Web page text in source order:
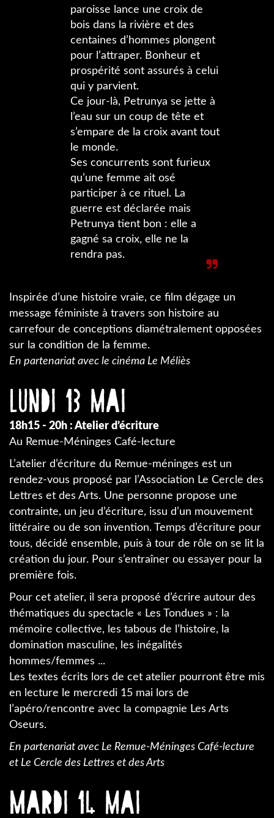
paroisse lance une croix de
bois dans la rivière et des
centaines d’hommes plongent
pour l’attraper. Bonheur et
prospérité sont assurés à celui
qui y parvient.
Ce jour-là, Petrunya se jette à
l’eau sur un coup de tête et
s’empare de la croix avant tout
le monde.
Ses concurrents sont furieux
qu’une femme ait osé
participer à ce rituel. La
guerre est déclarée mais
Petrunya tient bon : elle a
gagné sa croix, elle ne la
rendra pas.
Inspirée d’une histoire vraie, ce film dégage un
message féministe à travers son histoire au
carrefour de conceptions diamétralement opposées
sur la condition de la femme.
En partenariat avec le cinéma Le Méliès
Lundi 13 mai
18h15 - 20h : Atelier d’écriture
Au Remue-Méninges Café-lecture
L’atelier d’écriture du Remue-méninges est un
rendez-vous proposé par l’Association Le Cercle des
Lettres et des Arts. Une personne propose une
contrainte, un jeu d’écriture, issu d’un mouvement
littéraire ou de son invention. Temps d’écriture pour
tous, décidé ensemble, puis à tour de rôle on se lit la
création du jour. Pour s’entraîner ou essayer pour la
première fois.
Pour cet atelier, il sera proposé d’écrire autour des
thématiques du spectacle « Les Tondues » : la
mémoire collective, les tabous de l’histoire, la
domination masculine, les inégalités
hommes/femmes ...
Les textes écrits lors de cet atelier pourront être mis
en lecture le mercredi 15 mai lors de
l’apéro/rencontre avec la compagnie Les Arts
Oseurs.
En partenariat avec Le Remue-Méninges Café-lecture
et Le Cercle des Lettres et des Arts
Mardi 14 mai